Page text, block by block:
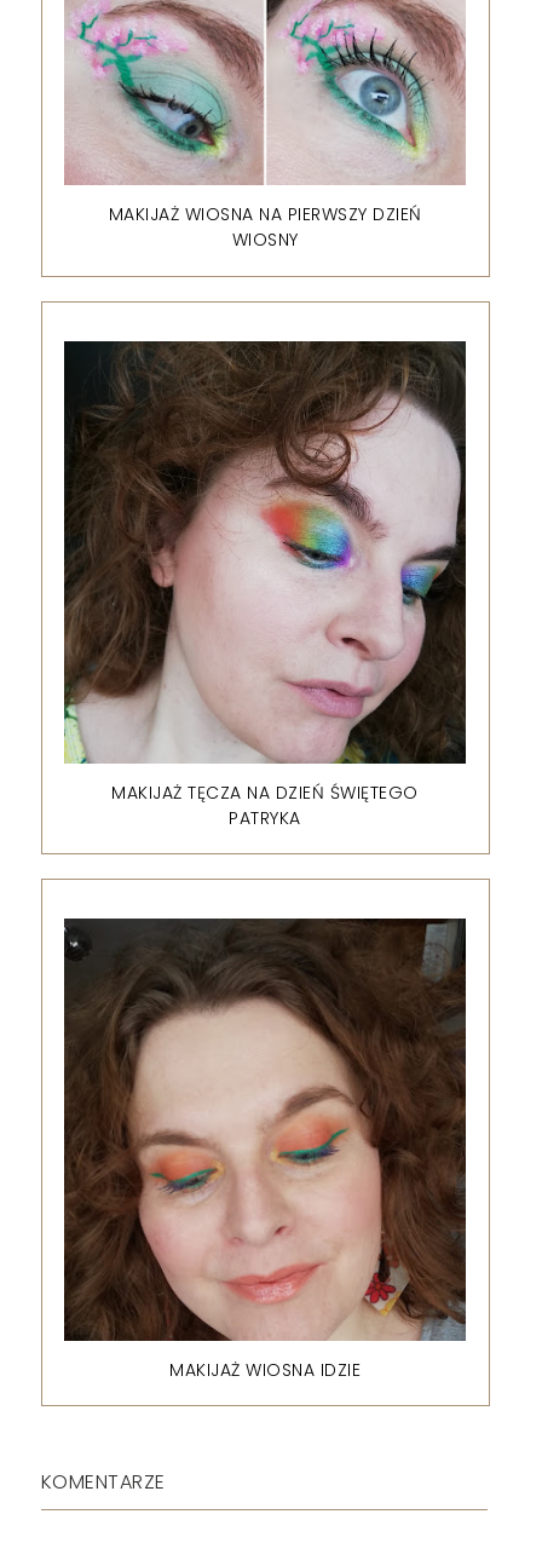
MAKIJAŻ WIOSNA NA PIERWSZY DZIEŃ
WIOSNY
MAKIJAŻ TĘCZA NA DZIEŃ ŚWIĘTEGO
PATRYKA
MAKIJAŻ WIOSNA IDZIE
KOMENTARZE